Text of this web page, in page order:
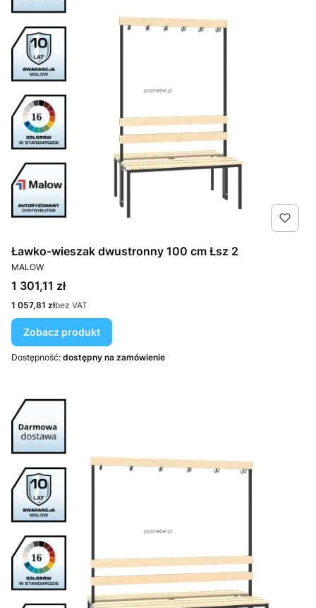
Ławko-wieszak dwustronny 100 cm Łsz 2
PRODUCENT
MALOW
Cena
1 301,11 zł
Cena
1 057,81 złbez VAT
Zobacz produkt
Dostępność: dostępny na zamówienie